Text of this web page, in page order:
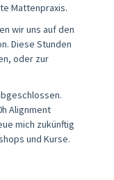
Mattenpraxis.
wir uns auf den
Diese Stunden
oder zur
Alignment
mich zukünftig
und Kurse.